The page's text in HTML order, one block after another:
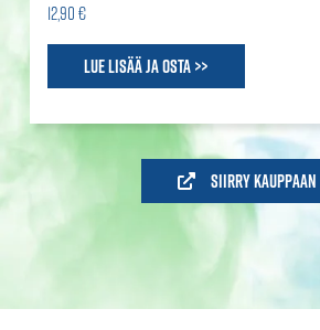
12,90 €
Lue lisää ja osta >>
Siirry kauppaan